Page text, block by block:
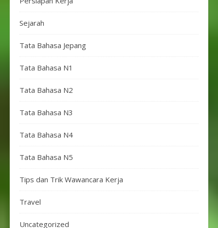
Sejarah
Tata Bahasa Jepang
Tata Bahasa N1
Tata Bahasa N2
Tata Bahasa N3
Tata Bahasa N4
Tata Bahasa N5
Tips dan Trik Wawancara Kerja
Travel
Uncategorized